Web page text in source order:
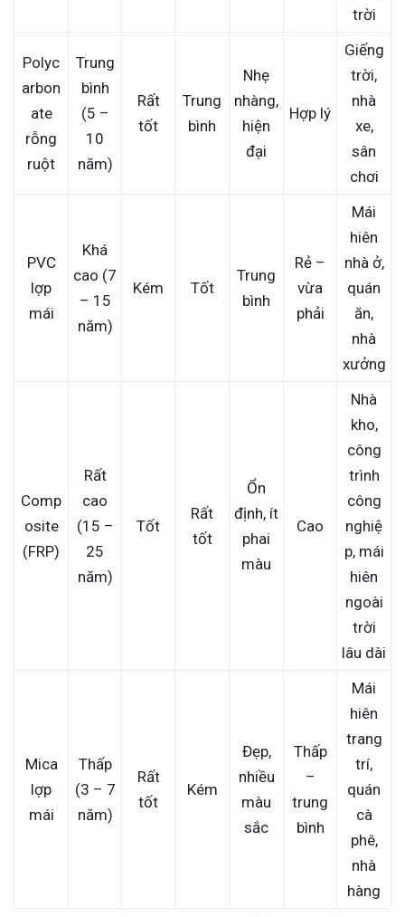
trời
Polyc
arbon
ate
rỗng
ruột
Trung
bình
(5 –
10
năm)
Rất
tốt
Trung
bình
Nhẹ
nhàng,
hiện
đại
Hợp lý
Giếng
trời,
nhà
xe,
sân
chơi
PVC
lợp
mái
Khá
cao (7
– 15
năm)
Kém Tốt
Trung
bình
Rẻ –
vừa
phải
Mái
hiên
nhà ở,
quán
ăn,
nhà
xưởng
Comp
osite
(FRP)
Rất
cao
(15 –
25
năm)
Tốt
Rất
tốt
Ổn
định, ít
phai
màu
Cao
Nhà
kho,
công
trình
công
nghiệ
p, mái
hiên
ngoài
trời
lâu dài
Mica
lợp
mái
Thấp
(3 – 7
năm)
Rất
tốt
Kém
Đẹp,
nhiều
màu
sắc
Thấp
–
trung
bình
Mái
hiên
trang
trí,
quán
cà
phê,
nhà
hàng